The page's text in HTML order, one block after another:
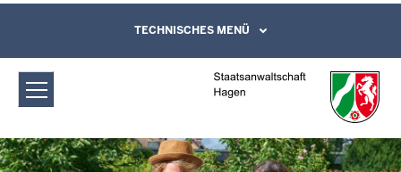
Staatsanwaltschaft Hagen:
Streitschlichtung / Schiedsleute
Direkt zum Inhalt
Leichte Sprache, Gebärdensprachenvideo
und Kontaktformular
TECHNISCHES MENÜ